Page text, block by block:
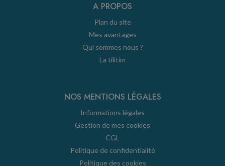
A PROPOS
Plan du site
Mes avantages
Qui sommes nous ?
La tilitim
NOS MENTIONS LÉGALES
Informations légales
Gestion de mes cookies
CGL
Politique de confidentialité
Politique des cookies